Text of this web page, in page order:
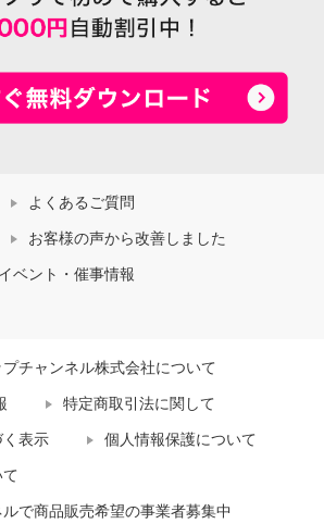
よくあるご質問
お客様の声から改善しました
イベント・催事情報
チャンネル株式会社について
特定商取引法に関して
表示 個人情報保護について
で商品販売希望の事業者募集中